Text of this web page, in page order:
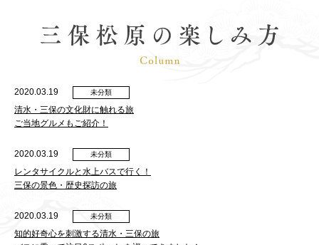
2020.03.19 未分類
清水・三保の文化財に触れる旅
ご当地グルメもご紹介！
2020.03.19 未分類
レンタサイクルと水上バスで行く！
三保の景色・歴史探訪の旅
2020.03.19 未分類
知的好奇心を刺激する清水・三保の旅